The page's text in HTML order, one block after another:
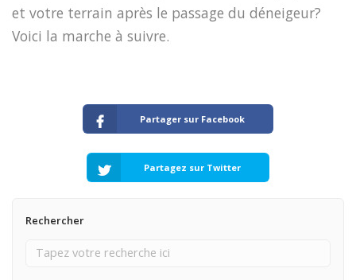
et votre terrain après le passage du déneigeur?
Voici la marche à suivre.
Partager sur Facebook
Partagez sur Twitter
Rechercher